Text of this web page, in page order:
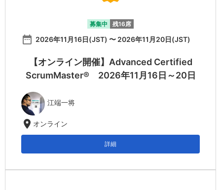
募集中 残16席
date_range 2026年11月16日(JST) 〜 2026年11月20日(JST)
【オンライン開催】Advanced Certified
ScrumMaster® 2026年11月16日～20日
江端一将
location_on オンライン
詳細